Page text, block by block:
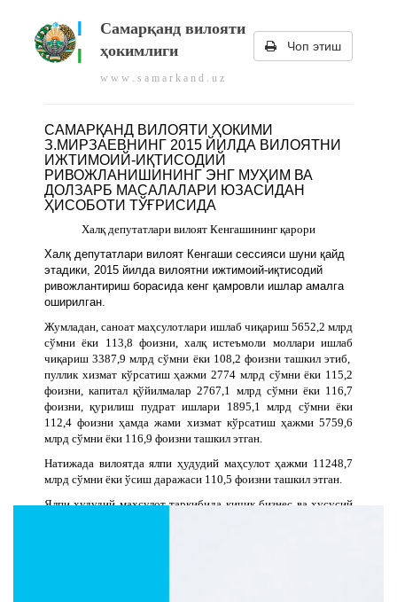
Самарқанд вилояти
ҳокимлиги
w w w . s a m a r k a n d . u z
Чоп этиш
САМАРҚАНД ВИЛОЯТИ ҲОКИМИ
З.МИРЗАЕВНИНГ 2015 ЙИЛДА ВИЛОЯТНИ
ИЖТИМОИЙ-ИҚТИСОДИЙ
РИВОЖЛАНИШИНИНГ ЭНГ МУҲИМ ВА
ДОЛЗАРБ МАСАЛАЛАРИ ЮЗАСИДАН
ҲИСОБОТИ ТЎҒРИСИДА
Халқ депутатлари вилоят Кенгашининг қарори
Халқ депутатлари вилоят Кенгаши сессияси шуни қайд
этадики, 2015 йилда вилоятни ижтимоий-иқтисодий
ривожлантириш борасида кенг қамровли ишлар амалга
оширилган.
Жумладан, саноат маҳсулотлари ишлаб чиқариш 5652,2 млрд
сўмни ёки 113,8 фоизни, халқ истеъмоли моллари ишлаб
чиқариш 3387,9 млрд сўмни ёки 108,2 фоизни ташкил этиб,
пуллик хизмат кўрсатиш ҳажми 2774 млрд сўмни ёки 115,2
фоизни, капитал қўйилмалар 2767,1 млрд сўмни ёки 116,7
фоизни, қурилиш пудрат ишлари 1895,1 млрд сўмни ёки
112,4 фоизни ҳамда жами хизмат кўрсатиш ҳажми 5759,6
млрд сўмни ёки 116,9 фоизни ташкил этган.
Натижада вилоятда ялпи ҳудудий маҳсулот ҳажми 11248,7
млрд сўмни ёки ўсиш даражаси 110,5 фоизни ташкил этган.
Ялпи ҳудудий маҳсулот таркибида кичик бизнес ва хусусий